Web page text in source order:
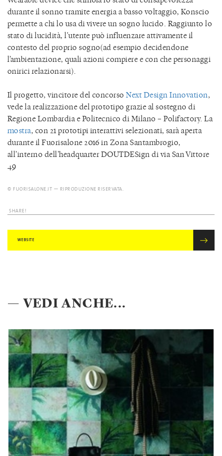
durante il sonno tramite energia a basso voltaggio, Konscio
permette a chi lo usa di vivere un sogno lucido. Raggiunto lo
stato di lucidità, l'utente può influenzare attivamente il
contesto del proprio sogno(ad esempio decidendone
l’ambientazione, quali azioni compiere e con che personaggi
onirici relazionarsi).
Il progetto, vincitore del concorsoNext Design Innovation,
vede la realizzazione del prototipo grazie al sostegno di
Regione Lombardia e Politecnico di Milano – Polifactory. La
mostra, con 21 prototipi interattivi selezionati, sarà aperta
durante il Fuorisalone 2016 in Zona Santambrogio,
all’interno dell’headquarter DOUTDESign di via San Vittore
49
© FUORISALONE.IT — RIPRODUZIONE RISERVATA.
SHARE!
WEBSITE
— VEDI ANCHE...